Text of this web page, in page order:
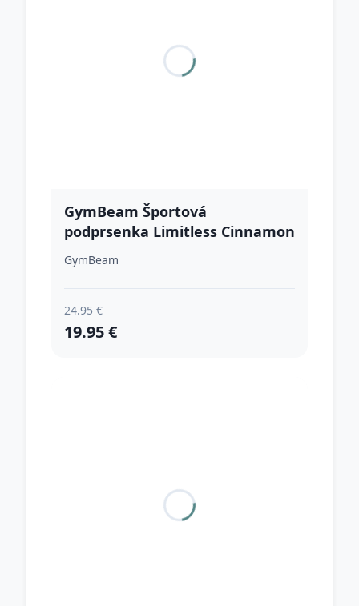
GymBeam Športová
podprsenka Limitless Cinnamon
XLXL
GymBeam
24.95 €
19.95 €